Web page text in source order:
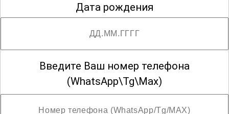
Дата рождения
Введите Ваш номер телефона
(WhatsApp\Tg\Max)